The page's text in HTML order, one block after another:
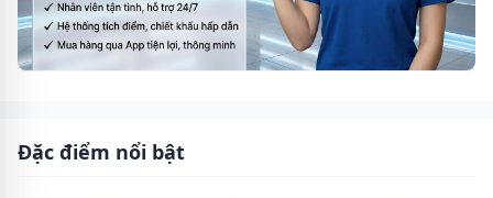
Đặc điểm nổi bật